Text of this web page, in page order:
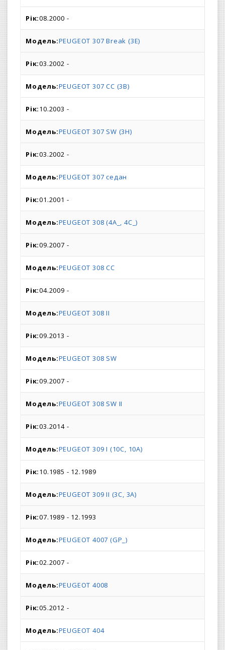
08.2000 -
PEUGEOT 307 Break (3E)
03.2002 -
PEUGEOT 307 CC (3B)
10.2003 -
PEUGEOT 307 SW (3H)
03.2002 -
PEUGEOT 307 седан
01.2001 -
PEUGEOT 308 (4A_, 4C_)
09.2007 -
PEUGEOT 308 CC
04.2009 -
PEUGEOT 308 II
09.2013 -
PEUGEOT 308 SW
09.2007 -
PEUGEOT 308 SW II
03.2014 -
PEUGEOT 309 I (10C, 10A)
10.1985 - 12.1989
PEUGEOT 309 II (3C, 3A)
07.1989 - 12.1993
PEUGEOT 4007 (GP_)
02.2007 -
PEUGEOT 4008
05.2012 -
PEUGEOT 404